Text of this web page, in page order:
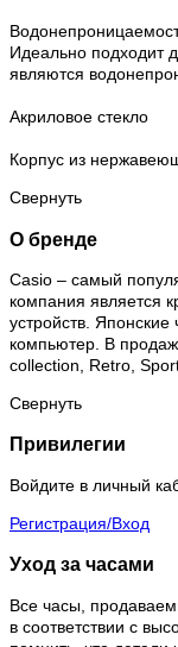
Идеально подходит
являются
Акриловое стекло
Корпус из
Свернуть
О бренде
Casio – самый
компания является
устройств.
компьютер. В
collection, Retro,
Свернуть
Привилегии
Войдите в личный
Регистрация/Вход
Уход за часами
Все часы,
в соответствии с